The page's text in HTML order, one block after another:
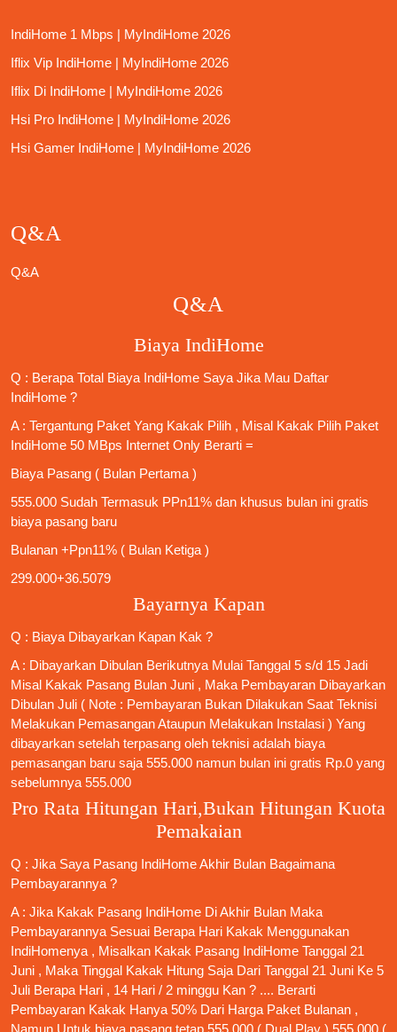
IndiHome 1 Mbps | MyIndiHome 2026
Iflix Vip IndiHome | MyIndiHome 2026
Iflix Di IndiHome | MyIndiHome 2026
Hsi Pro IndiHome | MyIndiHome 2026
Hsi Gamer IndiHome | MyIndiHome 2026
Q&A
Q&A
Q&A
Biaya IndiHome
Q : Berapa Total Biaya IndiHome Saya Jika Mau Daftar
IndiHome ?
A : Tergantung Paket Yang Kakak Pilih , Misal Kakak Pilih Paket
IndiHome 50 MBps Internet Only Berarti =
Biaya Pasang ( Bulan Pertama )
555.000 Sudah Termasuk PPn11% dan khusus bulan ini gratis
biaya pasang baru
Bulanan +Ppn11% ( Bulan Ketiga )
299.000+36.5079
Bayarnya Kapan
Q : Biaya Dibayarkan Kapan Kak ?
A : Dibayarkan Dibulan Berikutnya Mulai Tanggal 5 s/d 15 Jadi
Misal Kakak Pasang Bulan Juni , Maka Pembayaran Dibayarkan
Dibulan Juli ( Note : Pembayaran Bukan Dilakukan Saat Teknisi
Melakukan Pemasangan Ataupun Melakukan Instalasi ) Yang
dibayarkan setelah terpasang oleh teknisi adalah biaya
pemasangan baru saja 555.000 namun bulan ini gratis Rp.0 yang
sebelumnya 555.000
Pro Rata Hitungan Hari,Bukan Hitungan Kuota
Pemakaian
Q : Jika Saya Pasang IndiHomeAkhir Bulan Bagaimana
Pembayarannya ?
A : Jika Kakak Pasang IndiHome Di Akhir Bulan Maka
Pembayarannya Sesuai Berapa Hari Kakak Menggunakan
IndiHomenya , Misalkan Kakak Pasang IndiHome Tanggal 21
Juni , Maka Tinggal Kakak Hitung Saja Dari Tanggal 21 Juni Ke 5
Juli Berapa Hari , 14 Hari / 2 minggu Kan ? .... Berarti
Pembayaran Kakak Hanya 50% Dari Harga Paket Bulanan ,
Namun Untuk biaya pasang tetap 555.000 ( Dual Play ) 555.000 (